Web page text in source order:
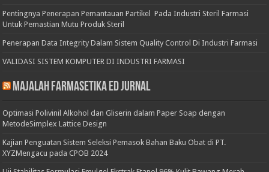
Pentingnya Penerapan Pemantauan Partikel Pada Industri Steril Farmasi
Untuk Pemastian Mutu Produk Steril
Penerapan Data Integrity Dalam Sistem Quality Control Di Industri Farmasi
VALIDASI SISTEM KOMPUTER DI INDUSTRI FARMASI
Majalah Farmasetika Ed Jurnal
Optimasi Polivinil Alkohol dan Gliserin dalam Paper Soap dengan
MetodeSimplex Lattice Design
Kajian Penguatan Sistem Seleksi Pemasok Bahan Baku Obat di PT.
XYZMengacu pada CPOB 2024